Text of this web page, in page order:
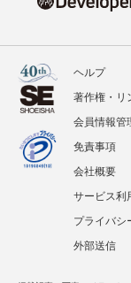
ヘルプ
著作権・リ
会員情報管
免責事項
会社概要
サービス利
プライバシ
外部送信